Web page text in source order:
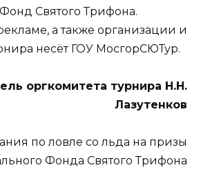
Святого Трифона.
а также организации и
несёт ГОУ МосгорСЮТур.
оргкомитета турнира Н.Н.
Лазутенков